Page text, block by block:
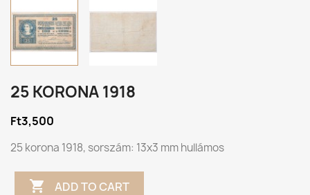
25 KORONA 1918
Ft3,500
25 korona 1918, sorszám: 13x3 mm hullámos
 ADD TO CART